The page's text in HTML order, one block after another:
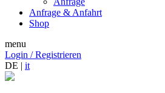
Anfrage & Anfahrt
Shop
menu
Login / Registrieren
DE | it